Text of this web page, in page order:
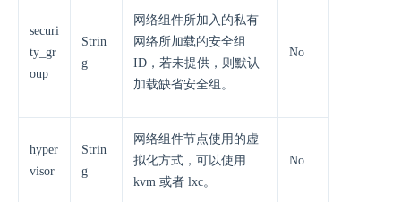
securi
ty_gr
oup
Strin
g
网络组件所加入的私有
网络所加载的安全组
ID，若未提供，则默认
加载缺省安全组。
No
hyper
visor
Strin
g
网络组件节点使用的虚
拟化方式，可以使用
kvm 或者 lxc。
No